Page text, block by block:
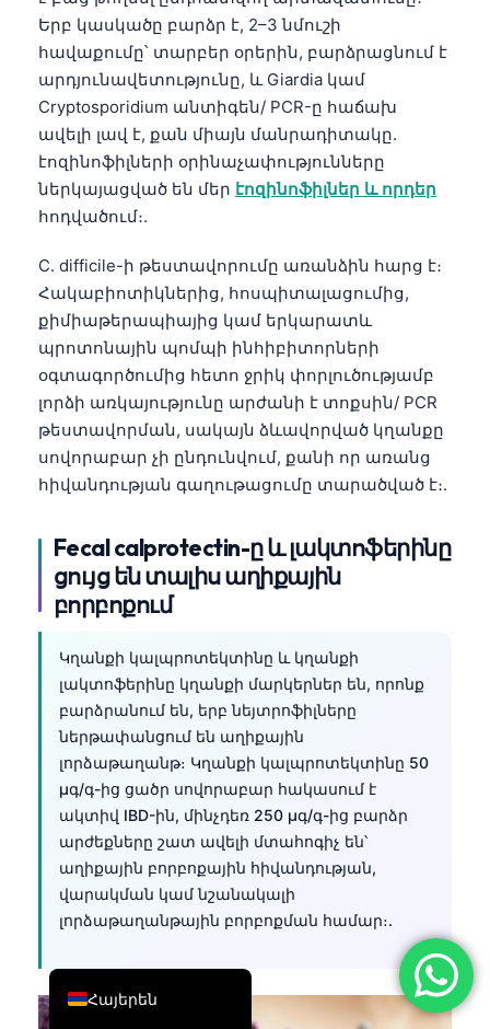
Երբ կասկածը բարձր է, 2–3 նմուշի
հավաքումը՝ տարբեր օրերին, բարձրացնում է
արդյունավետությունը, և Giardia կամ
Cryptosporidium անտիգեն/ PCR-ը հաճախ
ավելի լավ է, քան միայն մանրադիտակը.
էոզինոֆիլների օրինաչափությունները
ներկայացված են մեր էոզինոֆիլներ և որդեր
հոդվածում։.
C. difficile-ի թեստավորումը առանձին հարց է։
Հակաբիոտիկներից, հոսպիտալացումից,
քիմիաթերապիայից կամ երկարատև
պրոտոնային պոմպի ինհիբիտորների
օգտագործումից հետո ջրիկ փորլուծությամբ
լորձի առկայությունը արժանի է տոքսին/ PCR
թեստավորման, սակայն ձևավորված կղանքը
սովորաբար չի ընդունվում, քանի որ առանց
հիվանդության գաղութացումը տարածված է։.
Fecal calprotectin-ը և լակտոֆերինը
ցույց են տալիս աղիքային
բորբոքում
Կղանքի կալպրոտեկտինը և կղանքի
լակտոֆերինը կղանքի մարկերներ են, որոնք
բարձրանում են, երբ նեյտրոֆիլները
ներթափանցում են աղիքային
լորձաթաղանթ։ Կղանքի կալպրոտեկտինը 50
µգ/գ-ից ցածր սովորաբար հակասում է
ակտիվ IBD-ին, մինչդեռ 250 µգ/գ-ից բարձր
արժեքները շատ ավելի մտահոգիչ են՝
աղիքային բորբոքային հիվանդության,
վարակման կամ նշանակալի
լորձաթաղանթային բորբոքման համար։.
Հայերեն
Deutsch
العربية
Français
עִבְרִית
Italiano
Español
Português
Ελληνικά
Română
简体中文
Български
Dansk
Nederlands
हिन्दी
Bahasa Indonesia
Íslenska
Српски језик
Bosanski
Azərbaycan dili
Eesti
日本語
Čeština
ქართული